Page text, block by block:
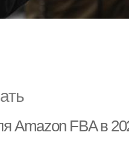
Amazon FBA в